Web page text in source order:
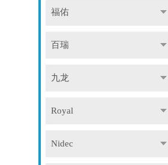
福佑
百瑞
九龙
Royal
Nidec